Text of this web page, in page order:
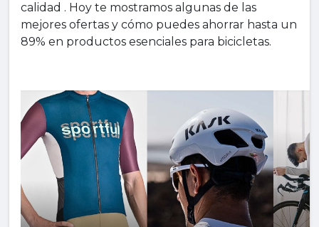
calidad . Hoy te mostramos algunas de las
mejores ofertas y cómo puedes ahorrar hasta un
89% en productos esenciales para bicicletas.